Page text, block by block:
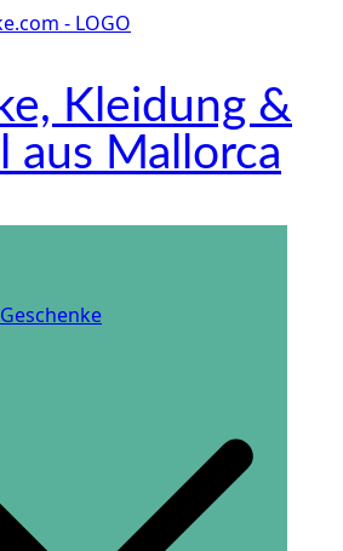
Kleidung &
aus Mallorca